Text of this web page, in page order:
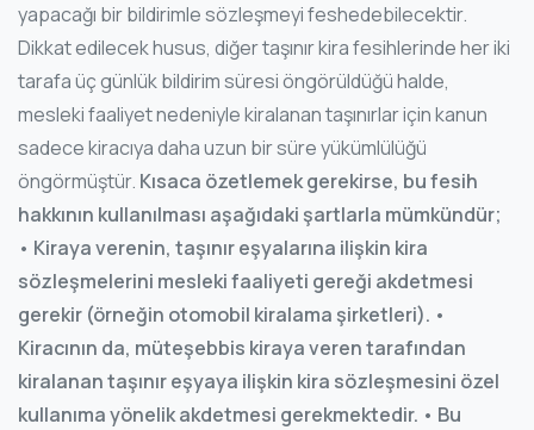
yapacağı bir bildirimle sözleşmeyi feshedebilecektir.
Dikkat edilecek husus, diğer taşınır kira fesihlerinde her iki
tarafa üç günlük bildirim süresi öngörüldüğü halde,
mesleki faaliyet nedeniyle kiralanan taşınırlar için kanun
sadece kiracıya daha uzun bir süre yükümlülüğü
öngörmüştür. Kısaca özetlemek gerekirse, bu fesih
hakkının kullanılması aşağıdaki şartlarla mümkündür;
• Kiraya verenin, taşınır eşyalarına ilişkin kira
sözleşmelerini mesleki faaliyeti gereği akdetmesi
gerekir (örneğin otomobil kiralama şirketleri). •
Kiracının da, müteşebbis kiraya veren tarafından
kiralanan taşınır eşyaya ilişkin kira sözleşmesini özel
kullanıma yönelik akdetmesi gerekmektedir. • Bu